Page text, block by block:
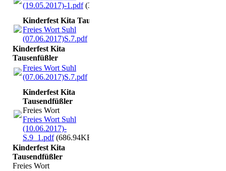
(19.05.2017)-1.pdf(301.28KB)
Kinderfest Kita Tausenfüßler
Freies Wort Suhl
(07.06.2017)S.7.pdf(214.48KB)
Kinderfest Kita
Tausenfüßler
Freies Wort Suhl
(07.06.2017)S.7.pdf(214.48KB)
Kinderfest Kita
Tausendfüßler
Freies Wort
Freies Wort Suhl
(10.06.2017)-
S.9_1.pdf(686.94KB)
Kinderfest Kita
Tausendfüßler
Freies Wort